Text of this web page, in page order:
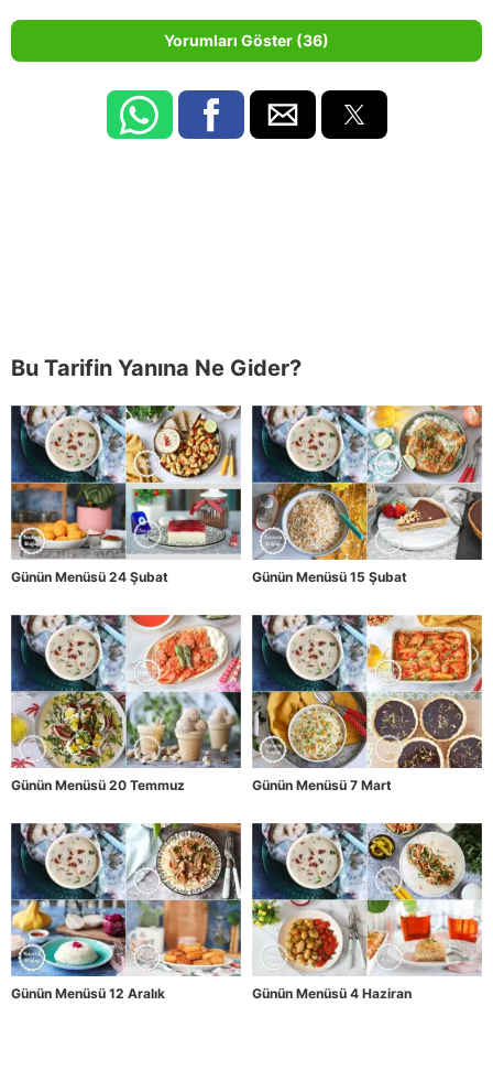
Yorumları Göster (36)
Bu Tarifin Yanına Ne Gider?
Günün Menüsü 24 Şubat Günün Menüsü 15 Şubat
Günün Menüsü 20 Temmuz Günün Menüsü 7 Mart
Günün Menüsü 12 Aralık Günün Menüsü 4 Haziran